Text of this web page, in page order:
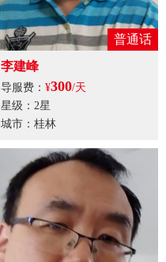
普通话
李建峰
导服费： ¥300/天
星级：2星
城市：桂林